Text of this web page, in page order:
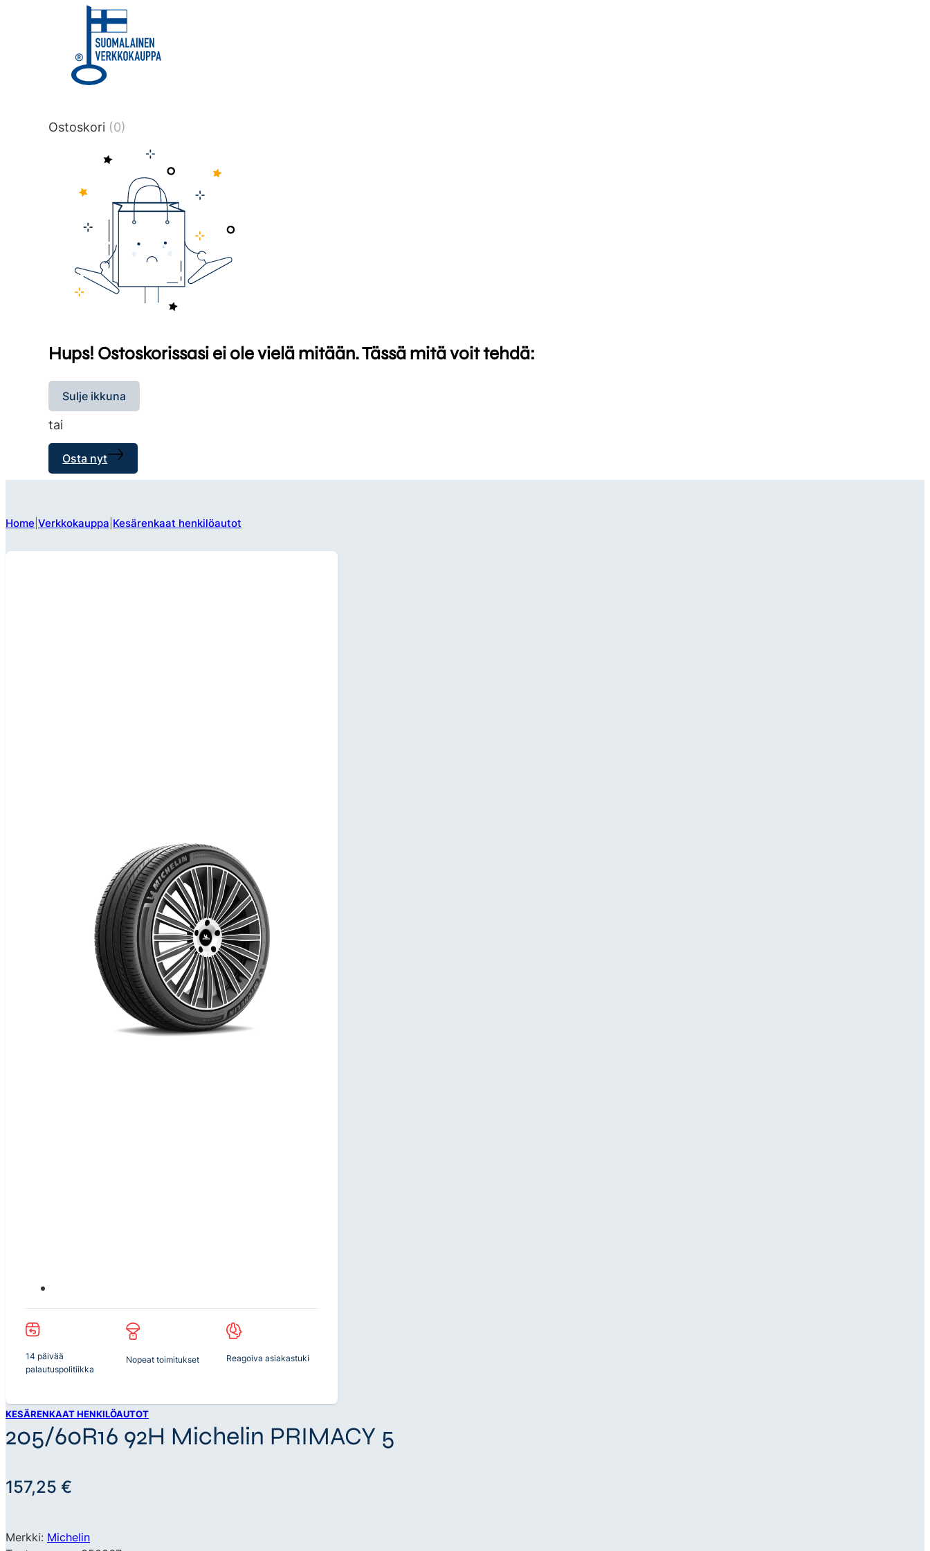
title or content.","post_type":
["product"],"ajax_loader_animation":"ripple","ajax_loader_selector":"#brxe-
tmlmvi","meta_query":
data-original-query-vars="[]" data-page="1" data-max-
Ostoskori (0)
Hups! Ostoskorissasi ei ole vielä mitään. Tässä mitä voit tehdä:
Sulje ikkuna
tai
Osta nyt
Home Verkkokauppa Kesärenkaat henkilöautot
14 päivää
palautuspolitiikka
Nopeat toimitukset Reagoiva asiakastuki
KESÄRENKAAT HENKILÖAUTOT
205/60R16 92H Michelin PRIMACY 5
157,25 €
Merkki: Michelin